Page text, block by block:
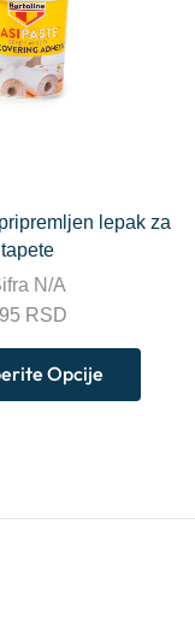
lepak za
tapete
N/A
RSD
Opcije